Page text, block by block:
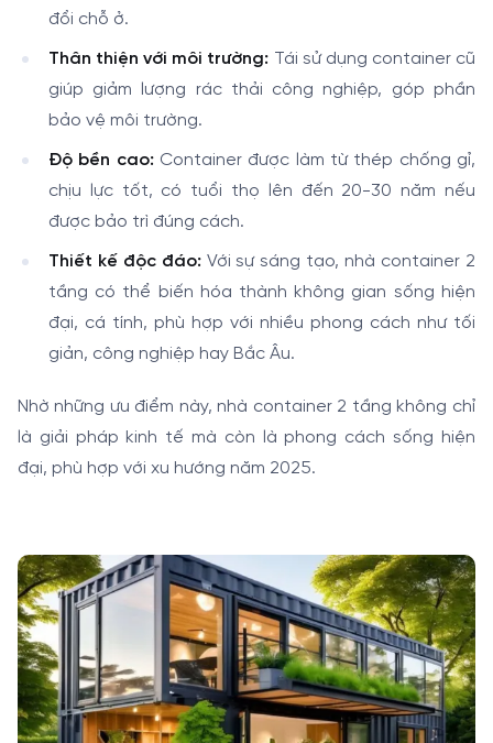
đổi chỗ ở.
Thân thiện với môi trường: Tái sử dụng container cũ
giúp giảm lượng rác thải công nghiệp, góp phần
bảo vệ môi trường.
Độ bền cao: Container được làm từ thép chống gỉ,
chịu lực tốt, có tuổi thọ lên đến 20-30 năm nếu
được bảo trì đúng cách.
Thiết kế độc đáo: Với sự sáng tạo, nhà container 2
tầng có thể biến hóa thành không gian sống hiện
đại, cá tính, phù hợp với nhiều phong cách như tối
giản, công nghiệp hay Bắc Âu.
Nhờ những ưu điểm này, nhà container 2 tầng không chỉ
là giải pháp kinh tế mà còn là phong cách sống hiện
đại, phù hợp với xu hướng năm 2025.